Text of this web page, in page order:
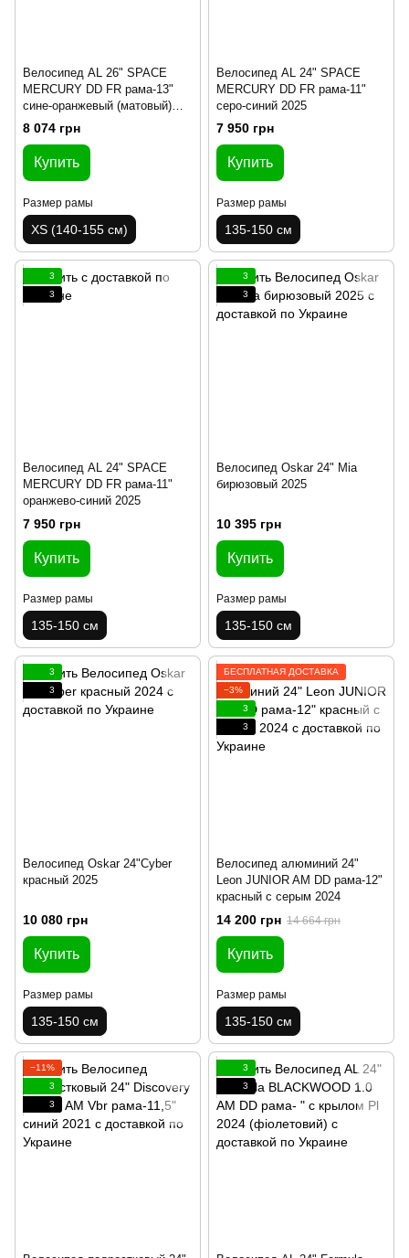
Велосипед AL 26" SPACE
MERCURY DD FR рама-13"
сине-оранжевый (матовый)
2025
8 074 грн
Купить
Размер рамы
XS (140-155 см)
Велосипед AL 24" SPACE
MERCURY DD FR рама-11"
серо-синий 2025
7 950 грн
Купить
Размер рамы
135-150 см
3
3
Велосипед AL 24" SPACE
MERCURY DD FR рама-11"
оранжево-синий 2025
7 950 грн
Купить
Размер рамы
135-150 см
3
3
Велосипед Oskar 24" Mia
бирюзовый 2025
10 395 грн
Купить
Размер рамы
135-150 см
3
3
Велосипед Oskar 24"Cyber
красный 2025
10 080 грн
Купить
Размер рамы
135-150 см
БЕСПЛАТНАЯ ДОСТАВКА
−3%
3
3
Велосипед алюминий 24"
Leon JUNIOR AM DD рама-12"
красный с серым 2024
14 200 грн 14 664 грн
Купить
Размер рамы
135-150 см
−11%
3
3
3
3